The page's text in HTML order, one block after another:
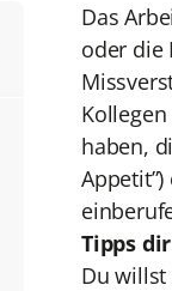
Das
oder die
haben,
Tipps
Du willst